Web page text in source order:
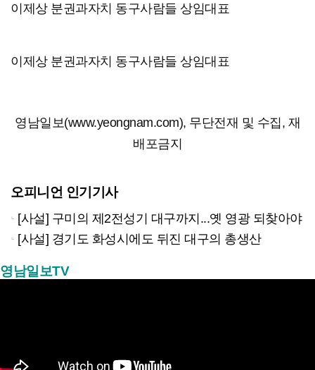
이제상 분권과자치 동구사람들 상임대표
이제상 분권과자치 동구사람들 상임대표
영남일보(www.yeongnam.com), 무단전재 및 수집, 재
배포금지
오피니언 인기기사
[사설] 구미의 제2전성기 대구까지...옛 영광 되찾아야
[사설] 경기도 화성시에도 뒤진 대구의 총생산
영남일보TV